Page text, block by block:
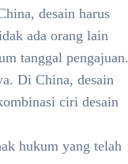
desain harus
ada orang lain
tanggal pengajuan.
Di China, desain
ciri desain
hukum yang telah